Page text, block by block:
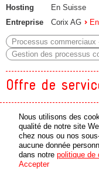
Hosting
En Suisse
Entreprise
Corix AG
Processus commerciaux
Gestion des processus
Offre de
Nom du produit : Vente
Catégorie : Services
Description :
Neho est la première
modèle à frais fixes
Nous utilisons des
qualité de notre site
chez nous ou nos
aucune donnée
dans notre politique de
Accepter